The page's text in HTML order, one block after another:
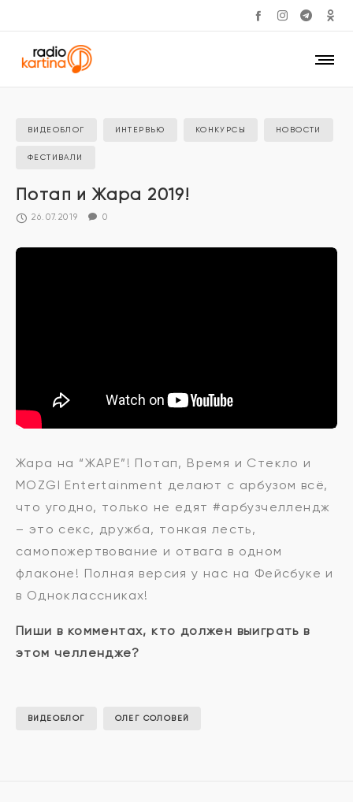
ВИДЕОБЛОГ ИНТЕРВЬЮ КОНКУРСЫ НОВОСТИ
ФЕСТИВАЛИ
Потап и Жара 2019!
26.07.2019 0
Жара на “ЖАРЕ”! Потап, Время и Стекло и
MOZGI Entertainment делают с арбузом всё,
что угодно, только не едят #арбузчеллендж
– это секс, дружба, тонкая лесть,
самопожертвование и отвага в одном
флаконе! Полная версия у нас на Фейсбуке и
в Одноклассниках!
Пиши в комментах, кто должен выиграть в
этом челлендже?
ВИДЕОБЛОГ ОЛЕГ СОЛОВЕЙ